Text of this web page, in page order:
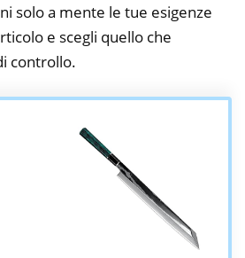
solo a mente le tue esigenze
e scegli quello che
controllo.